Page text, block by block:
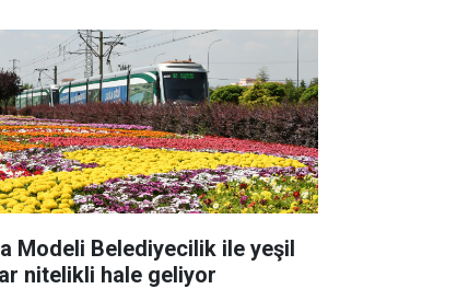
Modeli Belediyecilik ile yeşil
nitelikli hale geliyor